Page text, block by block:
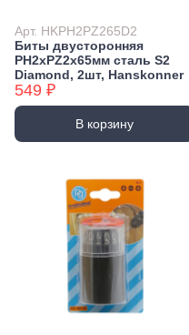
Арт. HKPH2PZ265D2
Биты двусторонняя
PH2xPZ2x65мм сталь S2
Diamond, 2шт, Hanskonner
549 ₽
В корзину